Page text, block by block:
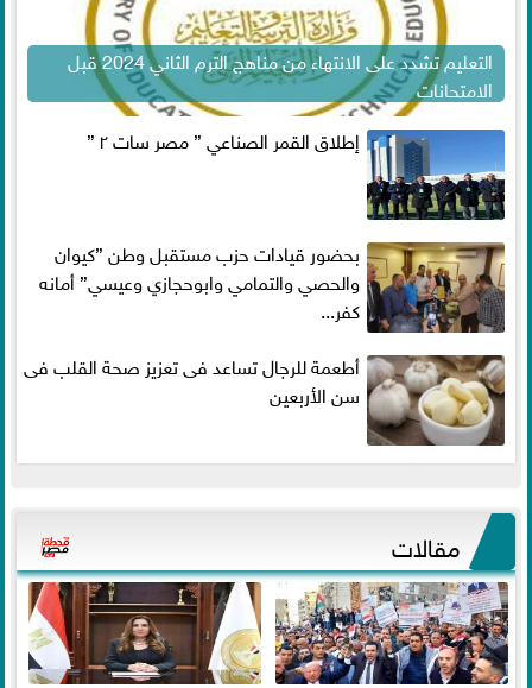
التعليم تشدد على الانتهاء من مناهج الترم الثاني 2024 قبل
الامتحانات
إطلاق القمر الصناعي ” مصر سات ٢ ”
بحضور قيادات حزب مستقبل وطن ”كيوان
والحصي والتمامي وابوحجازي وعيسي” أمانه
كفر...
أطعمة للرجال تساعد فى تعزيز صحة القلب فى
سن الأربعين
مقالات